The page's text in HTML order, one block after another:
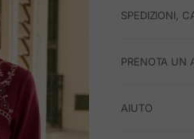
SPEDIZIONI,
PRENOTA UN
AIUTO